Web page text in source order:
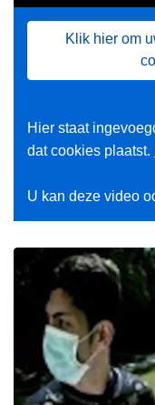
Klik hier om
Hier staat
dat cookies plaatst.
U kan deze video